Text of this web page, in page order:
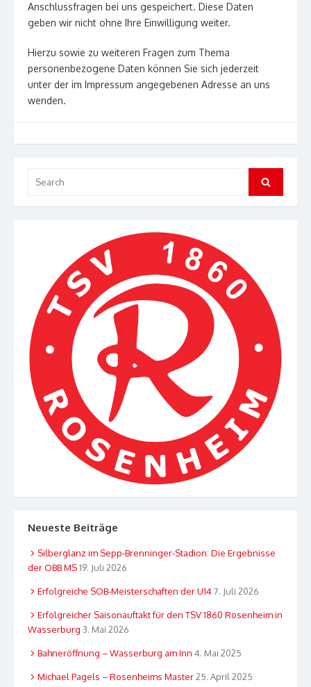
Anschlussfragen bei uns gespeichert. Diese Daten
geben wir nicht ohne Ihre Einwilligung weiter.
Hierzu sowie zu weiteren Fragen zum Thema
personenbezogene Daten können Sie sich jederzeit
unter der im Impressum angegebenen Adresse an uns
wenden.
for:
Search
Neueste Beiträge
Silberglanz im Sepp-Brenninger-Stadion: Die Ergebnisse
der OBB MS19. Juli 2026
Erfolgreiche SOB-Meisterschaften der U14 7. Juli 2026
Erfolgreicher Saisonauftakt für den TSV 1860 Rosenheim in
Wasserburg 3. Mai 2026
Bahneröffnung – Wasserburg am Inn 4. Mai 2025
Michael Pagels – Rosenheims Master25. April 2025